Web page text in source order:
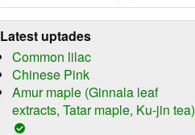
Latest uptades
Common lilac
Chinese Pink
Amur maple (Ginnala leaf
extracts, Tatar maple, Ku-jin tea)